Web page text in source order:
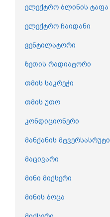
ელექტრო ბლინის ტაფა
ელექტრო ჩაიდანი
ვენტილატორი
ზეთის რადიატორი
თმის საკრეჭი
თმის უთო
კონდიციონერი
მანქანის მტვერსასრუტი
მაცივარი
მინი მიქსერი
მინის ბოცა